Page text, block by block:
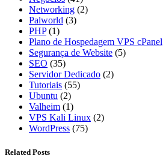
Networking (2)
Palworld (3)
PHP(1)
Plano de Hospedagem VPS cPanel
Segurança de Website (5)
SEO (35)
Servidor Dedicado (2)
Tutoriais (55)
Ubuntu (2)
Valheim (1)
VPS Kali Linux (2)
WordPress (75)
Related Posts